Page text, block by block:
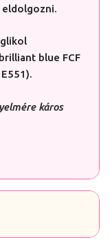
eldolgozni.
blue FCF
káros